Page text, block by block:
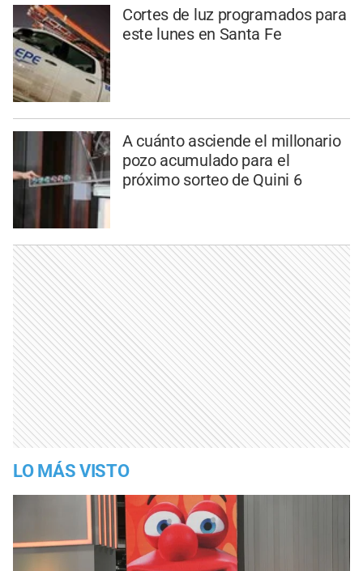
Cortes de luz programados para
este lunes en Santa Fe
A cuánto asciende el millonario
pozo acumulado para el
próximo sorteo de Quini 6
LO MÁS VISTO